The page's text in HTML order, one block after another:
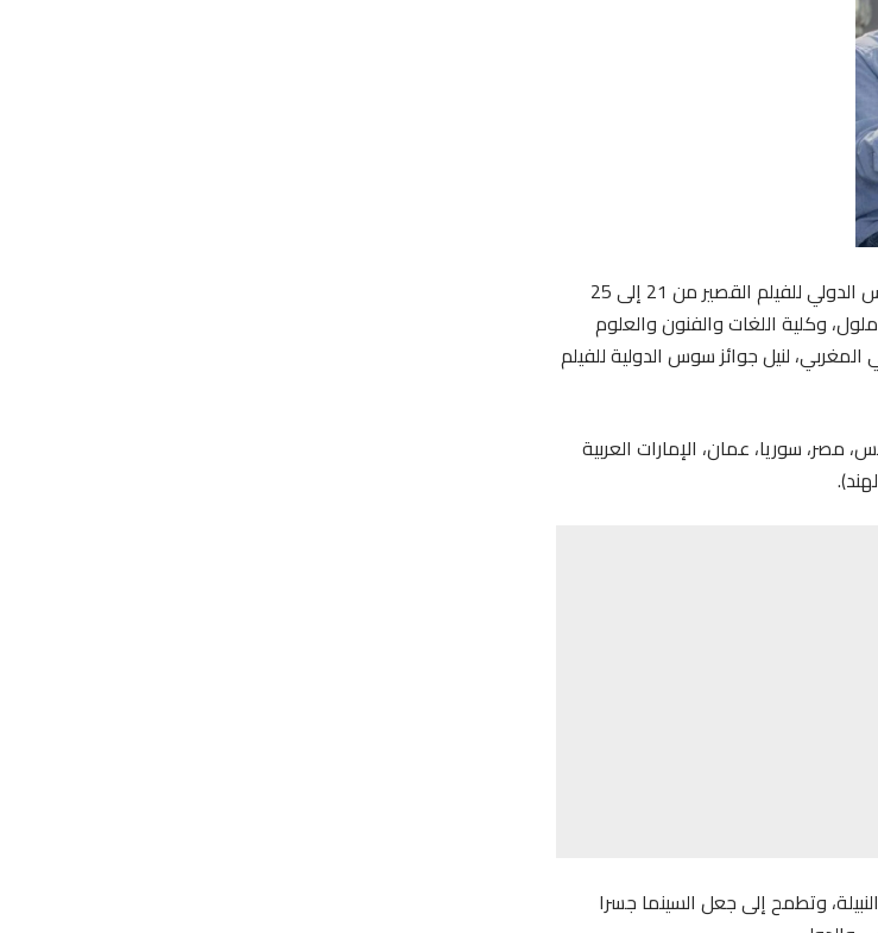
تستضيف مدينة أيت ملول، ولاية أكادير فعاليات الدورة السادسة عشر لمهرجان سوس الدولي للفيلم القصير من 21 إلى 25
ملول، وكلية اللغات والفنون والعلوم
لنيل جوائز سوس الدولية للفيلم
15 دولة (المغرب، الجزائر، تونس، مصر، سوريا، عمان، الإمارات العربية
وتطمح إلى جعل السينما جسرا